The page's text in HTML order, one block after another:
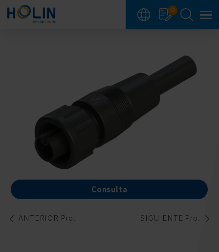
0
Consulta
ANTERIOR Pro. SIGUIENTE Pro.
Panel de gestión de cookies